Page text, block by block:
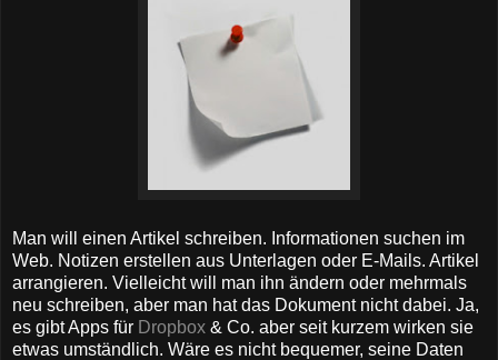
Man will einen Artikel schreiben. Informationen suchen im
Web. Notizen erstellen aus Unterlagen oder E-Mails. Artikel
arrangieren. Vielleicht will man ihn ändern oder mehrmals
neu schreiben, aber man hat das Dokument nicht dabei. Ja,
es gibt Apps für Dropbox & Co. aber seit kurzem wirken sie
etwas umständlich. Wäre es nicht bequemer, seine Daten